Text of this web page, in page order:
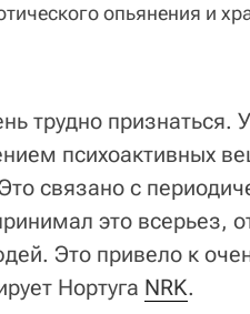
опьянения и
трудно признаться.
психоактивных
связано с
это всерьез,
Это привело к
Нортуга NRK.